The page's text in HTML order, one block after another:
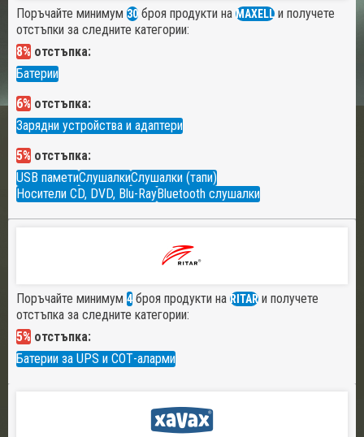
Поръчайте минимум 30 броя продукти на MAXELL и получете
отстъпки за следните категории:
8% отстъпка:
Батерии
6% отстъпка:
Зарядни устройства и адаптери
5% отстъпка:
USB паметиСлушалкиСлушалки (тапи)
Носители CD, DVD, Blu-RayBluetooth слушалки
Поръчайте минимум 4 броя продукти на RITAR и получете
отстъпка за следните категории:
5% отстъпка:
Батерии за UPS и СОТ-аларми